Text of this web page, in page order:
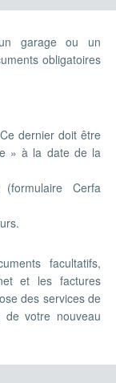
garage ou un
obligatoires
dernier doit être
» à la date de la
Cerfa
facultatifs,
et les factures
des services de
de votre nouveau